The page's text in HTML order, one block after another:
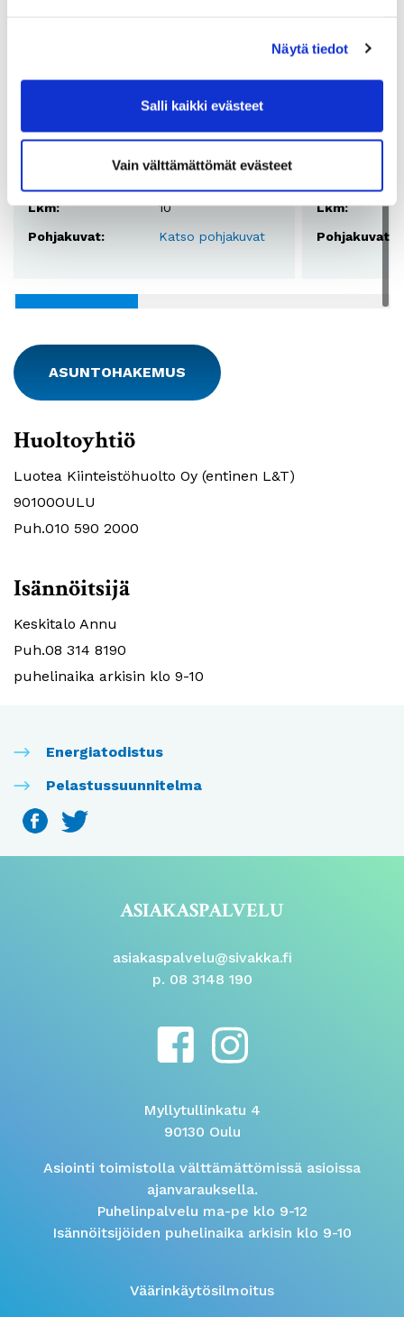
Näytä tiedot
Salli kaikki evästeet
Vain välttämättömät evästeet
Lkm:
10
Pohjakuvat:
Katso pohjakuvat
Lkm:
Pohjakuvat:
ASUNTOHAKEMUS
Huoltoyhtiö
Luotea Kiinteistöhuolto Oy (entinen L&T)
90100OULU
Puh.010 590 2000
Isännöitsijä
Keskitalo Annu
Puh.08 314 8190
puhelinaika arkisin klo 9-10
Energiatodistus
Pelastussuunnitelma
ASIAKASPALVELU
asiakaspalvelu@sivakka.fi
p. 08 3148 190
Myllytullinkatu 4
90130 Oulu
Asiointi toimistolla välttämättömissä asioissa
ajanvarauksella.
Puhelinpalvelu ma-pe klo 9-12
Isännöitsijöiden puhelinaika arkisin klo 9-10
Väärinkäytösilmoitus